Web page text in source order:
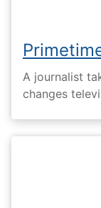
A journalist
changes